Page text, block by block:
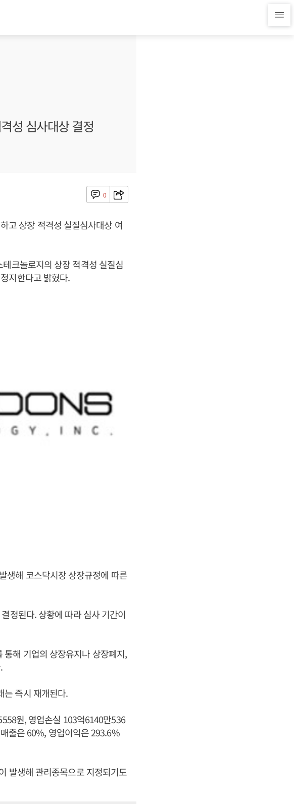
성 심사대상 결정
0
고 상장 적격성 실질심사대상 여
크놀로지의 상장 적격성 실질심
지한다고 밝혔다.
생해 코스닥시장 상장규정에 따른
정된다. 상황에 따라 심사 기간이
해 기업의 상장유지나 상장폐지,
는 즉시 재개된다.
원, 영업손실 103억6140만536
출은 60%, 영업이익은 293.6%
발생해 관리종목으로 지정되기도